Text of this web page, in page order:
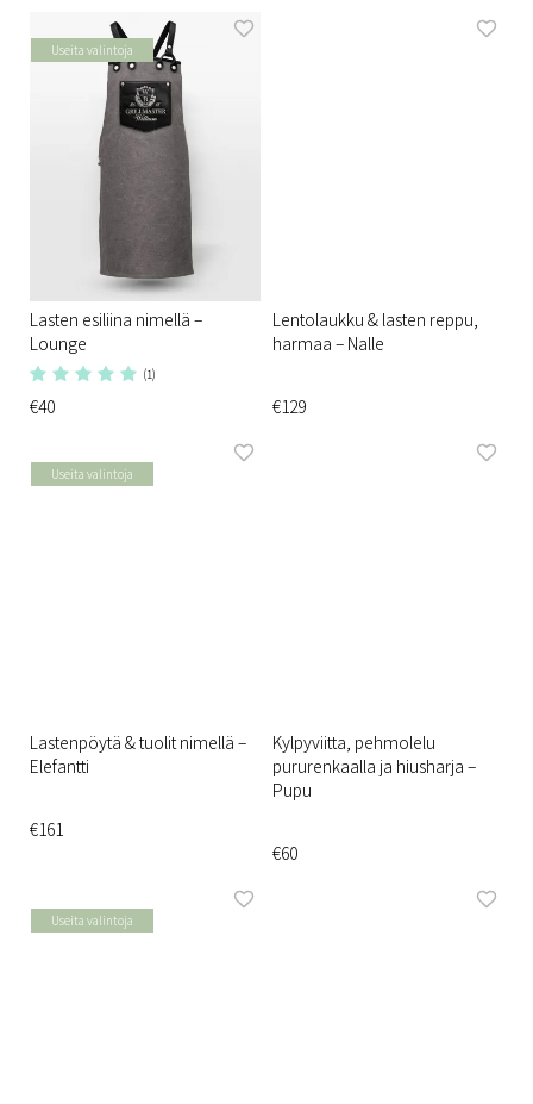
Useita valintoja
Lasten esiliina nimellä –
Lounge
(1)
€40
Lentolaukku & lasten reppu,
harmaa – Nalle
€129
Useita valintoja
Lastenpöytä & tuolit nimellä –
Elefantti
€161
Kylpyviitta, pehmolelu
pururenkaalla ja hiusharja –
Pupu
€60
Useita valintoja